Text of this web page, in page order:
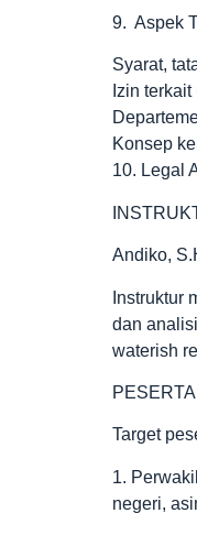
9. Aspek
Syarat,
Izin
Konsep
10. Legal
Andiko,
Instruktur
dan
waterish
PESERTA
Target
1.
negeri,